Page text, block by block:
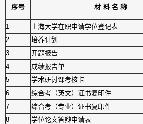
序号 材 料 名 称
1 上海大学在职申请学位登记表
2
培养计划
3
开题报告
4
成绩报告单
5
学术研讨课考核卡
6
综合考（英文）证书复印件
7
综合考（专业）证书复印件
8
学位论文答辩申请表